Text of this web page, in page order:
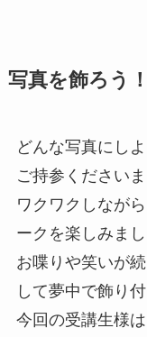
写真を飾ろう！
どんな写真にし
ご持参くださいま
ワクワクしなが
ークを楽しみまし
お喋りや笑いが
して夢中で飾り
今回の受講生様